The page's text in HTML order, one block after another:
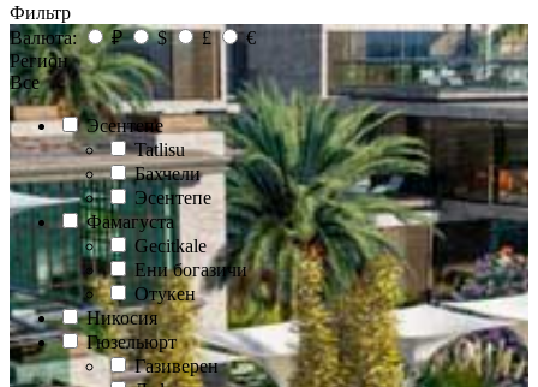
Фильтр
Валюта:
₽ $ £
€
Регион
Все
Эсентепе
Tatlisu
Бахчели
Эсентепе
Фамагуста
Gecitkale
Ени богазичи
Отукен
Никосия
Гюзельюрт
Газиверен